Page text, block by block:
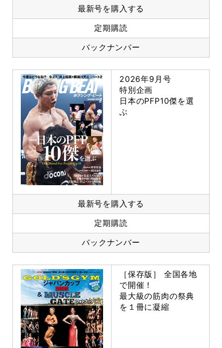
最新号を購入する
定期購読
バックナンバー
2026年9月号
特別企画
日本のPFP10傑を選
ぶ
最新号を購入する
定期購読
バックナンバー
［保存版］ 全国各地
で開催！
最大級の筋肉の祭典
を１冊に凝縮